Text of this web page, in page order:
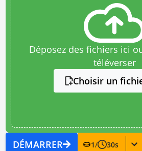
Déposez des fichiers ici
téléverser
Choisir un
DÉMARRER 1/ 30s